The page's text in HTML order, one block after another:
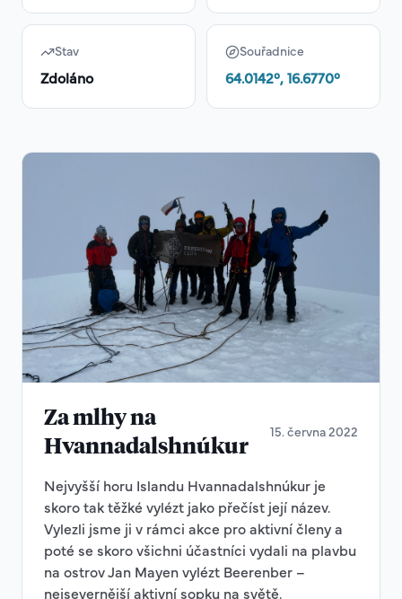
Stav
Zdoláno
Souřadnice
64.0142°, 16.6770°
Za mlhy na
Hvannadalshnúkur
15. června 2022
Nejvyšší horu Islandu Hvannadalshnúkur je
skoro tak těžké vylézt jako přečíst její název.
Vylezli jsme ji v rámci akce pro aktivní členy a
poté se skoro všichni účastníci vydali na plavbu
na ostrov Jan Mayen vylézt Beerenber –
nejsevernější aktivní sopku na světě.